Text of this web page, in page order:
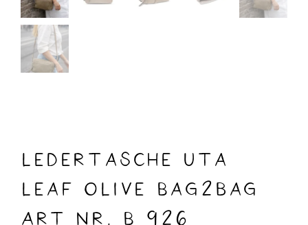
Ledertasche Uta
leaf olive Bag2bag
Art nr. B 926